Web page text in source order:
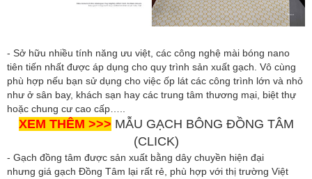
- Sở hữu nhiều tính năng ưu việt, các công nghệ mài bóng nano
tiên tiến nhất được áp dụng cho quy trình sản xuất gạch. Vô cùng
phù hợp nếu bạn sử dụng cho việc ốp lát các công trình lớn và nhỏ
như ở sân bay, khách sạn hay các trung tâm thương mại, biệt thự
hoặc chung cư cao cấp…..
XEM THÊM >>> MẪU GẠCH BÔNG ĐỒNG TÂM
(CLICK)
- Gạch đồng tâm được sản xuất bằng dây chuyền hiện đại
nhưng giá gạch Đồng Tâm lại rất rẻ, phù hợp với thị trường Việt